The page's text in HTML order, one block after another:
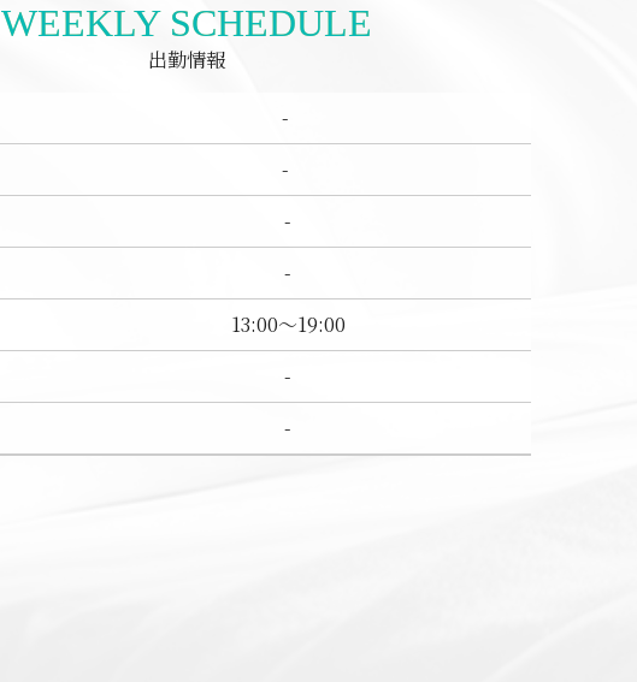
WEEKLY SCHEDULE
出勤情報
-
-
-
-
13:00～19:00
-
-